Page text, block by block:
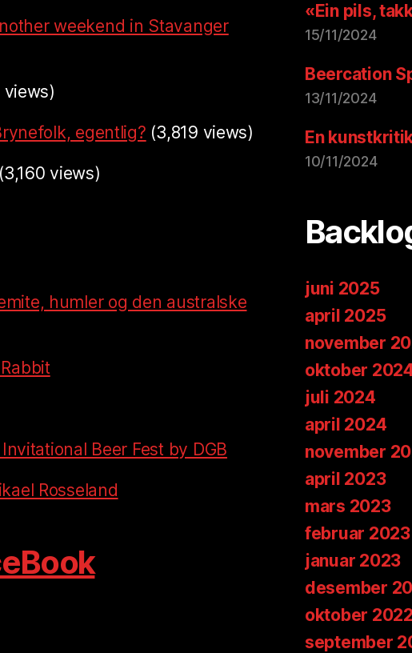
weekend in Stavanger
views)
egentlig? (3,819 views)
(3,160 views)
humler og den australske
Beer Fest by DGB
Rosseland
«Ein pils,
15/11/2024
Beercation
13/11/2024
En
10/11/2024
juni 2025
april 2025
november
oktober
juli 2024
april 2024
november
april 2023
mars 2023
februar 2023
januar 2023
desember
oktober 2022
september